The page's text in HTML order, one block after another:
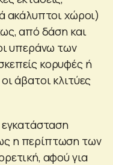
ακάλυπτοι χώροι)
από δάση και
υπεράνω των
κορυφές ή
άβατοι κλιτύες
εγκατάσταση
η περίπτωση των
αφού για